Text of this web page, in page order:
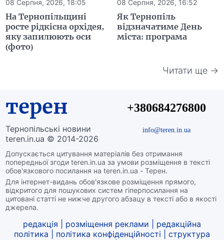
08 Серпня, 2026, 18:05
На Тернопільщині
росте рідкісна орхідея,
яку запилюють оси
(фото)
08 Серпня, 2026, 16:52
Як Тернопіль
відзначатиме День
міста: програма
Читати ще →
терен
Тернопільські новини
teren.in.ua © 2014-2026
Допускається цитування матеріалів без отримання
попередньої згоди teren.in.ua за умови розміщення в тексті
обов'язкового посилання на teren.in.ua - Терен.
Для інтернет-видань обов'язкове розміщення прямого,
відкритого для пошукових систем гіперпосилання на
цитовані статті не нижче другого абзацу в тексті або в якості
джерела.
+380684276800
info@teren.in.ua
редакція розміщення реклами
редакційна
політика
політика конфіденційності
структура